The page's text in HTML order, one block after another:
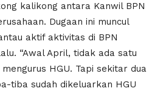
kalikong antara Kanwil BPN
Dugaan ini muncul
aktif aktivitas di BPN
“Awal April, tidak ada satu
HGU. Tapi sekitar dua
tiba sudah dikeluarkan HGU